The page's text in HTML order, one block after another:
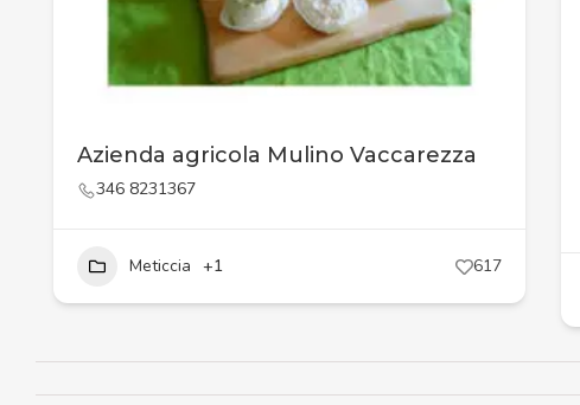
Azienda agricola Mulino Vaccarezza
346 8231367
Meticcia +1 617